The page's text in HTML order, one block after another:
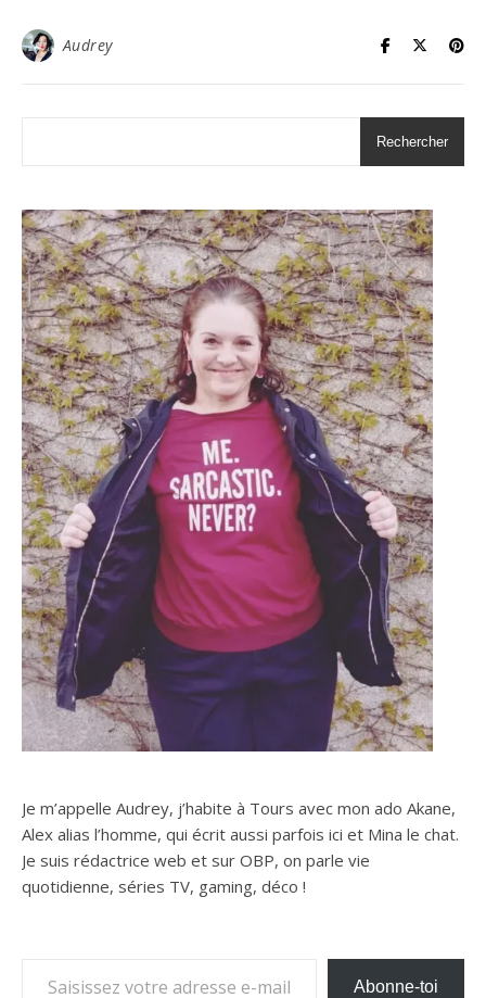
Audrey
Rechercher
Je m’appelle Audrey, j’habite à Tours avec mon ado Akane,
Alex alias l’homme, qui écrit aussi parfois ici et Mina le chat.
Je suis rédactrice web et sur OBP, on parle vie
quotidienne, séries TV, gaming, déco !
Abonne-toi